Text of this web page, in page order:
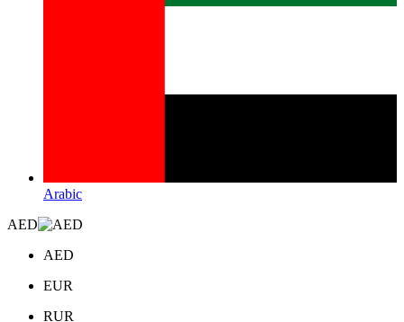
Arabic
AED
AED
EUR
RUR